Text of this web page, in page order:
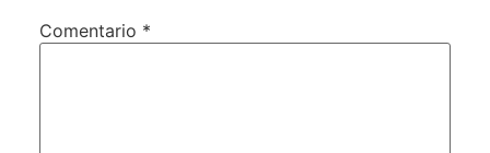
Comentario *